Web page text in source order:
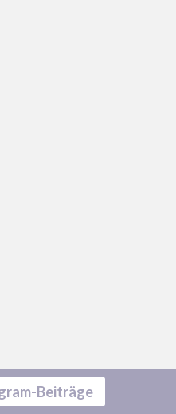
Beiträge